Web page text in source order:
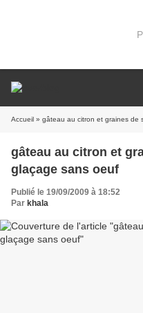
Accueil » gâteau au citron et graines de
gâteau au citron et
glaçage sans oeuf
Publié le 19/09/2009 à 18:52
Par khala